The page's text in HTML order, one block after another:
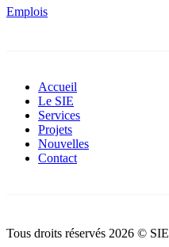
Emplois
Accueil
Le SIE
Services
Projets
Nouvelles
Contact
Tous droits réservés 2026 © SIE